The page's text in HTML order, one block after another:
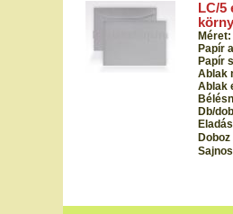
LC/5
Méret:
Papír
Papír
Ablak
Ablak
Db/